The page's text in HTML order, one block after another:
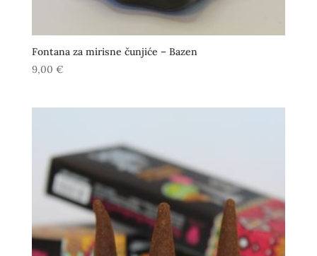
Fontana za mirisne čunjiće – Bazen
9,00 €